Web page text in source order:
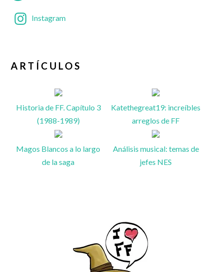
Instagram
ARTÍCULOS
Historia de FF. Capítulo 3
(1988-1989)
Katethegreat19: increíbles
arreglos de FF
Magos Blancos a lo largo
de la saga
Análisis musical: temas de
jefes NES